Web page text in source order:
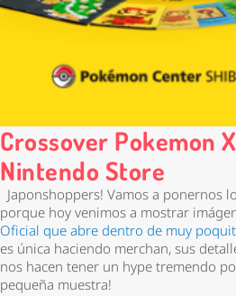
Crossover Pokemon
Nintendo Store
Japonshoppers! Vamos a ponernos
porque hoy venimos a mostrar
Oficial que abre dentro de muy
es única haciendo merchan, sus
nos hacen tener un hype tremendo
pequeña muestra!